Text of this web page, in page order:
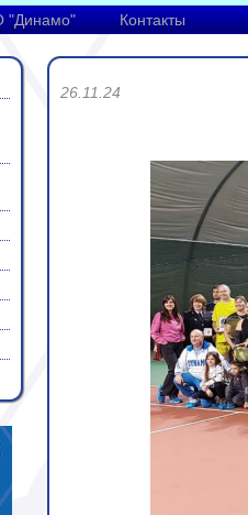
Контакты
26.11.24